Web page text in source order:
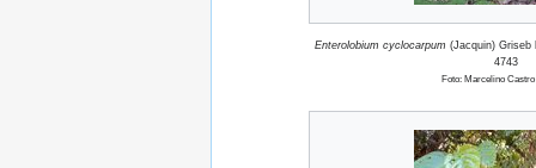
Enterolobium cyclocarpum (Jacquin) Griseb
4743
Foto: Marcelino Castro